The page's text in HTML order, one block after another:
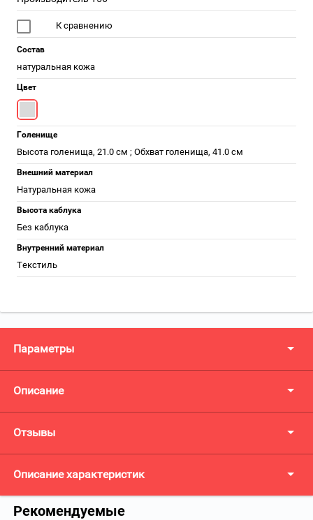
К сравнению
Состав
натуральная кожа
Цвет
Голенище
Высота голенища, 21.0 см ; Обхват голенища, 41.0 см
Внешний материал
Натуральная кожа
Высота каблука
Без каблука
Внутренний материал
Текстиль
Параметры
Описание
Отзывы
Описание характеристик
Рекомендуемые